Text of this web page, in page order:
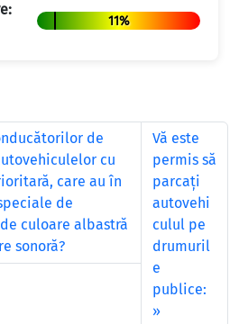
11%
de
cu
care au în
de
culoare albastră
sonoră?
Vă este
permis să
parcaţi
autovehi
culul pe
drumuril
e
publice: